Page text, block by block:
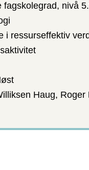
fagskolegrad, nivå
i ressurseffektiv
Haug, Roger